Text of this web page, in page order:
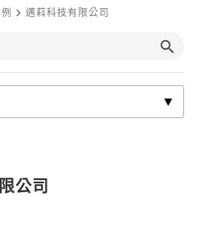
邁萪科技有限公司
公司